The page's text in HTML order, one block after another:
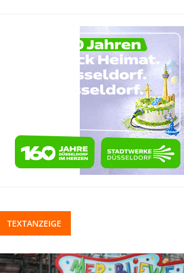
TEXTANZEIGE